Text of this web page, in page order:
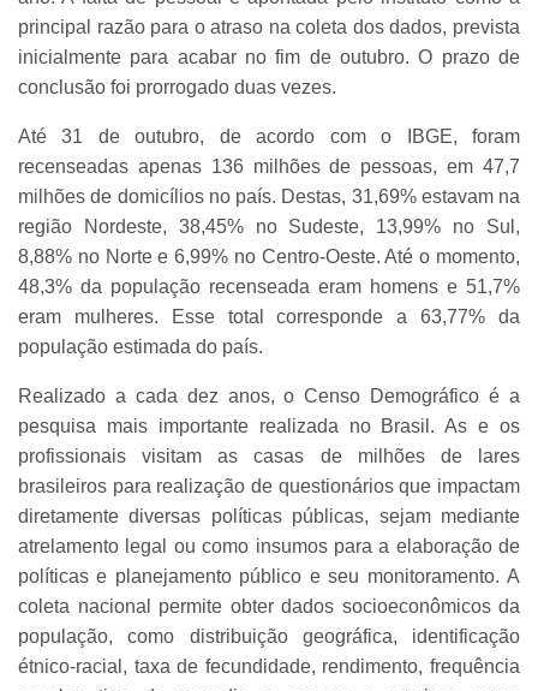
principal razão para o atraso na coleta dos dados, prevista
inicialmente para acabar no fim de outubro. O prazo de
conclusão foi prorrogado duas vezes.
Até 31 de outubro, de acordo com o IBGE, foram
recenseadas apenas 136 milhões de pessoas, em 47,7
milhões de domicílios no país. Destas, 31,69% estavam na
região Nordeste, 38,45% no Sudeste, 13,99% no Sul,
8,88% no Norte e 6,99% no Centro-Oeste. Até o momento,
48,3% da população recenseada eram homens e 51,7%
eram mulheres. Esse total corresponde a 63,77% da
população estimada do país.
Realizado a cada dez anos, o Censo Demográfico é a
pesquisa mais importante realizada no Brasil. As e os
profissionais visitam as casas de milhões de lares
brasileiros para realização de questionários que impactam
diretamente diversas políticas públicas, sejam mediante
atrelamento legal ou como insumos para a elaboração de
políticas e planejamento público e seu monitoramento. A
coleta nacional permite obter dados socioeconômicos da
população, como distribuição geográfica, identificação
étnico-racial, taxa de fecundidade, rendimento, frequência